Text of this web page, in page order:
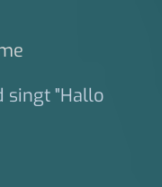
singt "Hallo